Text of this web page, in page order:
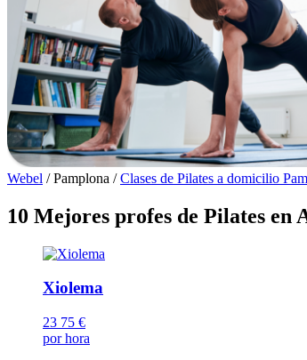
Webel / Pamplona / Clases de Pilates a domicilio
10 Mejores profes de Pilates en
Xiolema
23 75 €
por hora